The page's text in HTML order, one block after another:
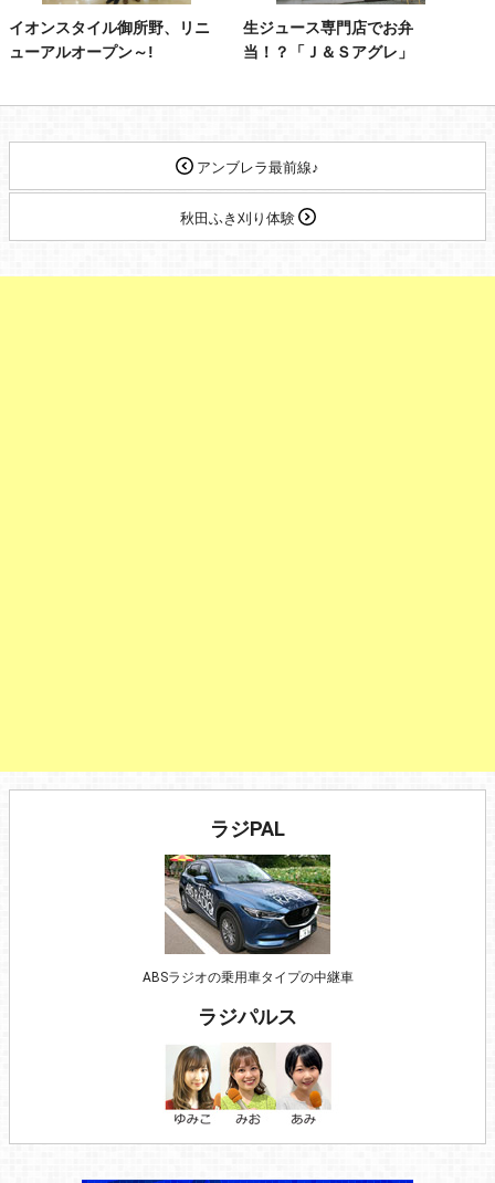
イオンスタイル御所野、リニ
ューアルオープン～!
生ジュース専門店でお弁
当！？「Ｊ＆Ｓアグレ」
アンブレラ最前線♪
秋田ふき刈り体験
ラジPAL
ABSラジオの乗用車タイプの中継車
ラジパルス